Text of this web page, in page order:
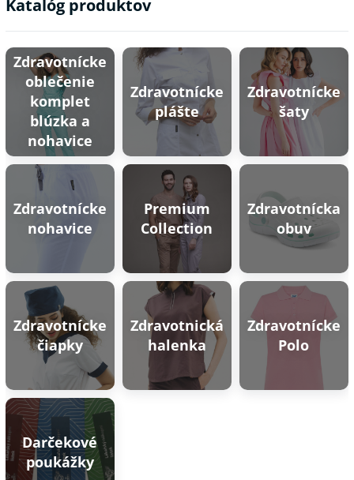
Katalóg produktov
Zdravotnícke
oblečenie
komplet
blúzka a
nohavice
Zdravotnícke
plášte
Zdravotnícke
šaty
Zdravotnícke
nohavice
Premium
Collection
Zdravotnícka
obuv
Zdravotnícke
čiapky
Zdravotnická
halenka
Zdravotnícke
Polo
Darčekové
poukážky